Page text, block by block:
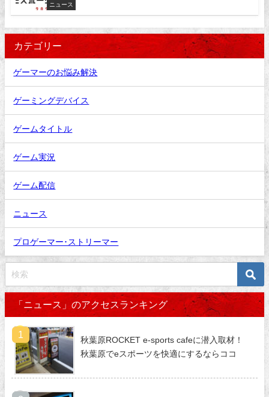
ニュース
カテゴリー
ゲーマーのお悩み解決
ゲーミングデバイス
ゲームタイトル
ゲーム実況
ゲーム配信
ニュース
プロゲーマー･ストリーマー
「ニュース」のアクセスランキング
秋葉原ROCKET e-sports cafeに潜入取材！
秋葉原でeスポーツを快適にするならココ